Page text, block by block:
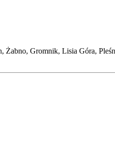
Gromnik, Lisia Góra,